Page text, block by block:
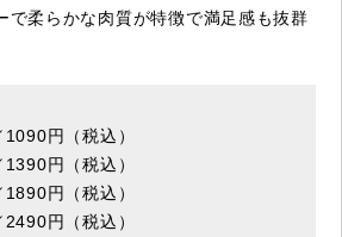
で柔らかな肉質が特徴で満足感も抜群
円（税込）
（税込）
（税込）
（税込）